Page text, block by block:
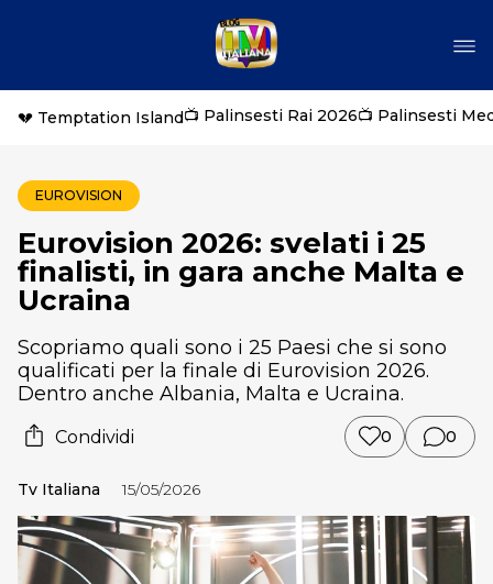
💔 Temptation Island📺 Palinsesti Rai 2026📺 Palinsesti
EUROVISION
Eurovision 2026: svelati i 25
finalisti, in gara anche Malta e
Ucraina
Scopriamo quali sono i 25 Paesi che si sono
qualificati per la finale di Eurovision 2026.
Dentro anche Albania, Malta e Ucraina.
Condividi 0 0
Tv Italiana 15/05/2026